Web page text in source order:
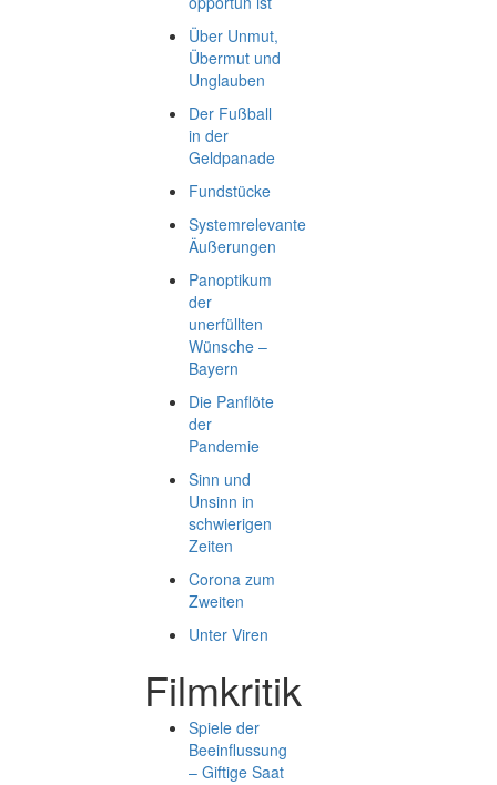
Über Unmut,
Übermut und
Unglauben
Der Fußball
in der
Geldpanade
Fundstücke
Systemrelevante
Äußerungen
Panoptikum
der
unerfüllten
Wünsche –
Bayern
Die Panflöte
der
Pandemie
Sinn und
Unsinn in
schwierigen
Zeiten
Corona zum
Zweiten
Unter Viren
Filmkritik
Spiele der
Beeinflussung
– Giftige Saat